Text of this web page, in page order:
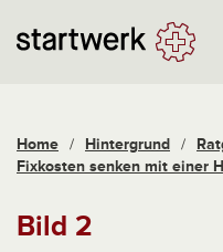
Home / Hintergrund /
Fixkosten senken mit einer
Bild 2